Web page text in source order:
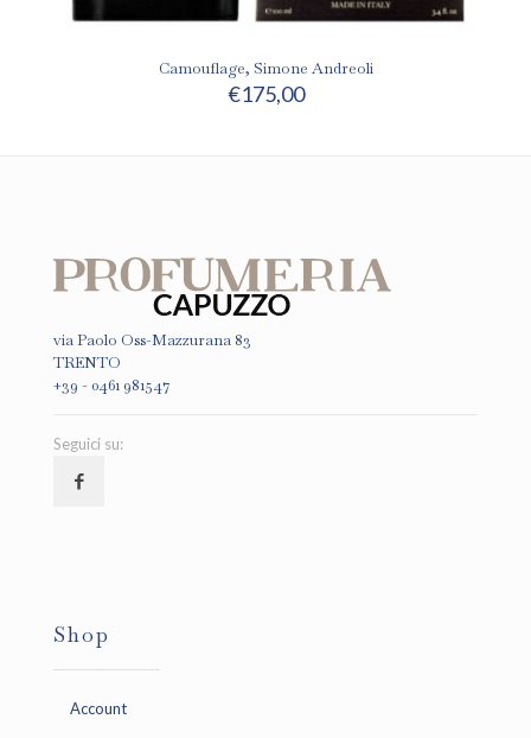
Camouflage, Simone Andreoli
€175,00
via Paolo Oss-Mazzurana 83
TRENTO
+39 - 0461 981547
Seguici su:
Shop
Account